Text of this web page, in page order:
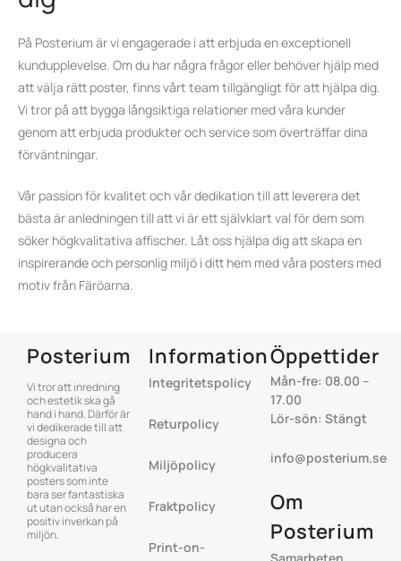
På Posterium är vi engagerade i att erbjuda en exceptionell
kundupplevelse. Om du har några frågor eller behöver hjälp med
att välja rätt poster, finns vårt team tillgängligt för att hjälpa dig.
Vi tror på att bygga långsiktiga relationer med våra kunder
genom att erbjuda produkter och service som överträffar dina
förväntningar.
Vår passion för kvalitet och vår dedikation till att leverera det
bästa är anledningen till att vi är ett självklart val för dem som
söker högkvalitativa affischer. Låt oss hjälpa dig att skapa en
inspirerande och personlig miljö i ditt hem med våra posters med
motiv från Färöarna.
Posterium
Vi tror att inredning
och estetik ska gå
hand i hand. Därför är
vi dedikerade till att
designa och
producera
högkvalitativa
posters som inte
bara ser fantastiska
ut utan också har en
positiv inverkan på
miljön.
Information
Integritetspolicy
Returpolicy
Miljöpolicy
Fraktpolicy
Print-on-
Öppettider
Mån-fre: 08.00 –
17.00
Lör-sön: Stängt
info@posterium.se
Om
Posterium